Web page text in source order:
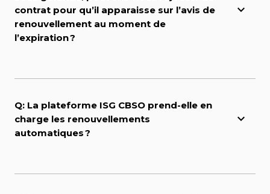
contrat pour qu’il apparaisse sur l’avis de
renouvellement au moment de
l’expiration ?
Q: La plateforme ISG CBSO prend-elle en
charge les renouvellements
automatiques ?